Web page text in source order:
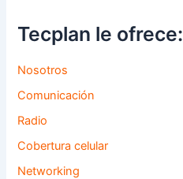
Tecplan le ofrece:
Nosotros
Comunicación
Radio
Cobertura celular
Networking